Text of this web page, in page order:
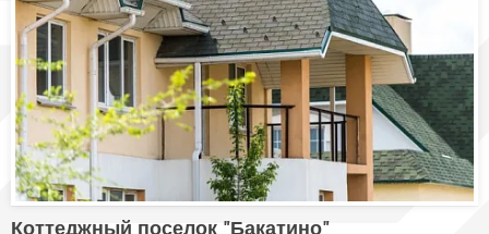
Коттеджный поселок "Бакатино"